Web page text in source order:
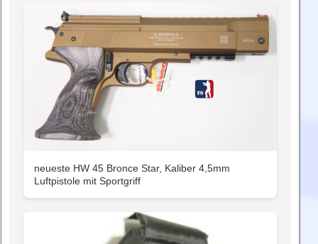
neueste HW 45 Bronce Star, Kaliber 4,5mm
Luftpistole mit Sportgriff